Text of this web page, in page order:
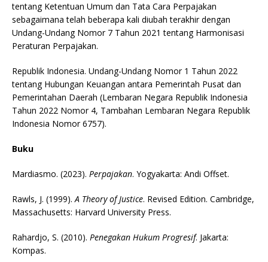
tentang Ketentuan Umum dan Tata Cara Perpajakan
sebagaimana telah beberapa kali diubah terakhir dengan
Undang-Undang Nomor 7 Tahun 2021 tentang Harmonisasi
Peraturan Perpajakan.
Republik Indonesia. Undang-Undang Nomor 1 Tahun 2022
tentang Hubungan Keuangan antara Pemerintah Pusat dan
Pemerintahan Daerah (Lembaran Negara Republik Indonesia
Tahun 2022 Nomor 4, Tambahan Lembaran Negara Republik
Indonesia Nomor 6757).
Buku
Mardiasmo. (2023). Perpajakan. Yogyakarta: Andi Offset.
Rawls, J. (1999).A Theory of Justice. Revised Edition. Cambridge,
Massachusetts: Harvard University Press.
Rahardjo, S. (2010). Penegakan Hukum Progresif. Jakarta:
Kompas.